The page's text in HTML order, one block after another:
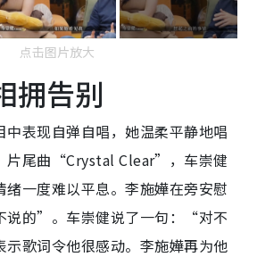
点击图片放大
拥告别
中表现自弹自唱，她温柔平静地唱
片尾曲“Crystal Clear”，车崇健
绪一度难以平息。李施嬅在旁安慰
说的”。车崇健说了一句：“对不
歌词令他很感动。李施嬅再为他